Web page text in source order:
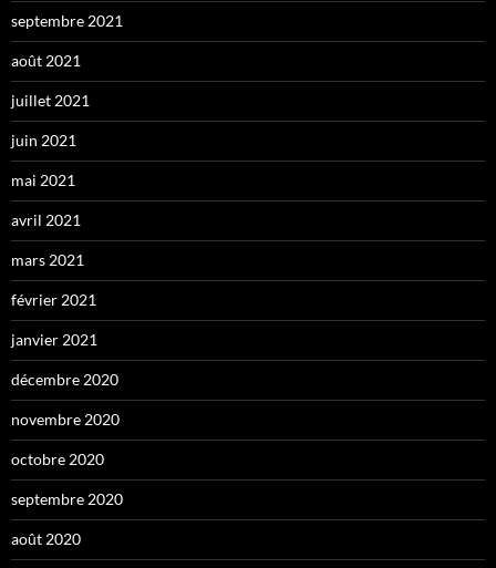
septembre 2021
août 2021
juillet 2021
juin 2021
mai 2021
avril 2021
mars 2021
février 2021
janvier 2021
décembre 2020
novembre 2020
octobre 2020
septembre 2020
août 2020